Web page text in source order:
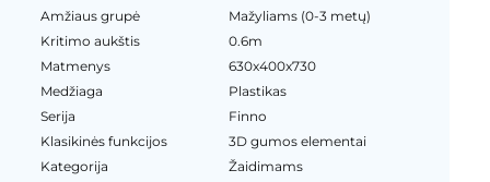
Amžiaus grupė
Mažyliams (0-3 metų)
Kritimo aukštis
0.6m
Matmenys
630x400x730
Medžiaga
Plastikas
Serija
Finno
Klasikinės funkcijos
3D gumos elementai
Kategorija
Žaidimams